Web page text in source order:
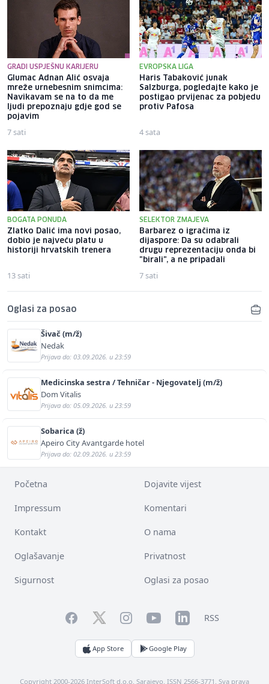
GRADI USPJEŠNU KARIJERU
Glumac Adnan Alić osvaja
mreže urnebesnim snimcima:
Navikavam se na to da me
ljudi prepoznaju gdje god se
pojavim
7 sati
EVROPSKA LIGA
Haris Tabaković junak
Salzburga, pogledajte kako je
postigao prvijenac za pobjedu
protiv Pafosa
4 sata
BOGATA PONUDA
Zlatko Dalić ima novi posao,
dobio je najveću platu u
historiji hrvatskih trenera
13 sati
SELEKTOR ZMAJEVA
Barbarez o igračima iz
dijaspore: Da su odabrali
drugu reprezentaciju onda bi
"birali", a ne pripadali
7 sati
Oglasi za posao
Šivač (m/ž)
Nedak
Prijava do: 03.09.2026. u 23:59
Medicinska sestra / Tehničar - Njegovatelj (m/ž)
Dom Vitalis
Prijava do: 05.09.2026. u 23:59
Sobarica (ž)
Apeiro City Avantgarde hotel
Prijava do: 02.09.2026. u 23:59
Početna Dojavite vijest
Impressum Komentari
Kontakt O nama
Oglašavanje Privatnost
Sigurnost Oglasi za posao
FacebookTwitterInstagramYouTubeLinkedInRSS
App Store Google Play
Copyright 2000-2026 InterSoft d.o.o. Sarajevo. ISSN 2566-3771. Sva prava